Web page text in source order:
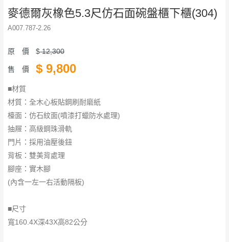
麥德爾灰橡色5.3尺仿石面碗盤櫃下櫃(304)
A007.787-2.26
原 價 $12,300
售 價 $ 9,800
■材質
材質：全木心板貼鋼刷耐磨紙
檯面：仿石紋面(噴漆打蠟防水處理)
抽屜：高級鋼珠滑軌
門片：採用油壓後鈕
背板：雙美背處理
腳座：實木腳
(內含一左一右活動隔板)
■尺寸
寬160.4X深43X高82公分